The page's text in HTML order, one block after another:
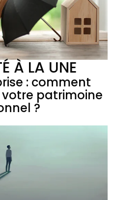
À LA UNE
: comment
patrimoine
?